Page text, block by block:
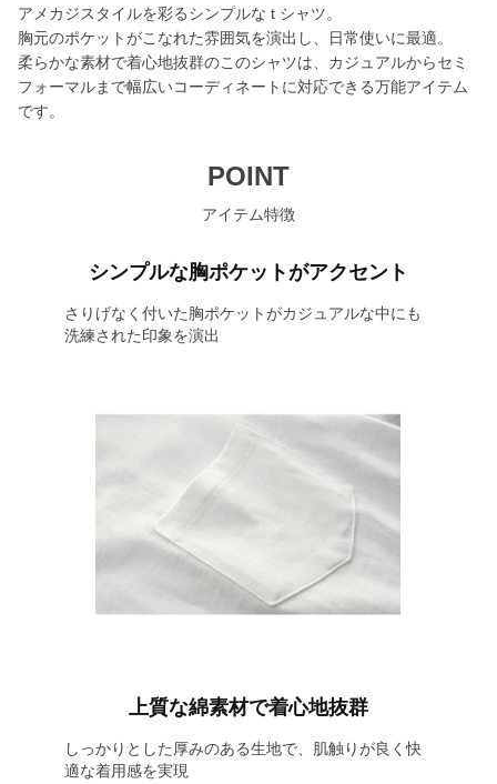
アメカジスタイルを彩るシンプルな t シャツ。
胸元のポケットがこなれた雰囲気を演出し、日常使いに最適。
柔らかな素材で着心地抜群のこのシャツは、カジュアルからセミ
フォーマルまで幅広いコーディネートに対応できる万能アイテム
です。
POINT
アイテム特徴
シンプルな胸ポケットがアクセント
さりげなく付いた胸ポケットがカジュアルな中にも
洗練された印象を演出
上質な綿素材で着心地抜群
しっかりとした厚みのある生地で、肌触りが良く快
適な着用感を実現